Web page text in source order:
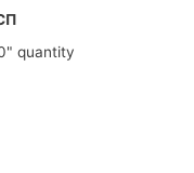
quantity